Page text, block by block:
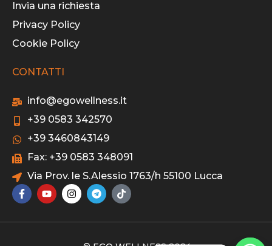
Invia una richiesta
Privacy Policy
Cookie Policy
CONTATTI
info@egowellness.it
+39 0583 342570
+39 3460843149
Fax: +39 0583 348091
Via Prov. le S.Alessio 1763/h 55100 Lucca